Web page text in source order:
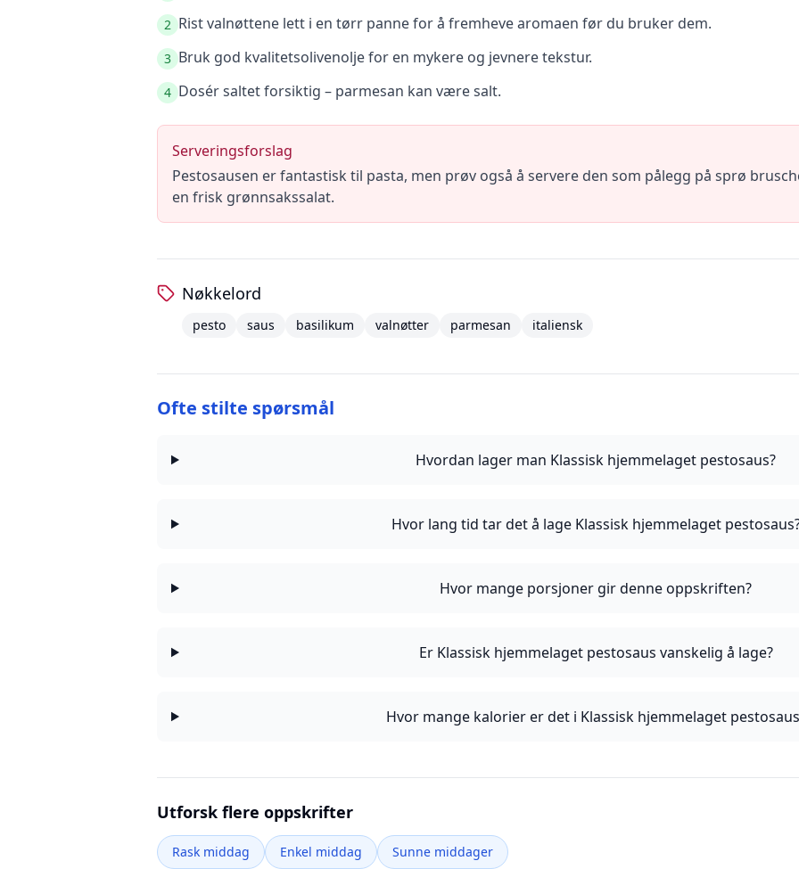
2 Rist valnøttene lett i en tørr panne for å fremheve aromaen før du bruker dem.
3 Bruk god kvalitetsolivenolje for en mykere og jevnere tekstur.
4 Dosér saltet forsiktig – parmesan kan være salt.
Serveringsforslag
Pestosausen er fantastisk til pasta, men prøv også å servere den som pålegg på sprø
en frisk grønnsakssalat.
Nøkkelord
pesto saus basilikum valnøtter parmesan italiensk
Ofte stilte spørsmål
Hvordan lager man Klassisk hjemmelaget pestosaus?
Hvor lang tid tar det å lage Klassisk hjemmelaget
Hvor mange porsjoner gir denne oppskriften?
Er Klassisk hjemmelaget pestosaus vanskelig å lage?
Hvor mange kalorier er det i Klassisk hjemmelaget
Utforsk flere oppskrifter
Rask middag Enkel middag Sunne middager